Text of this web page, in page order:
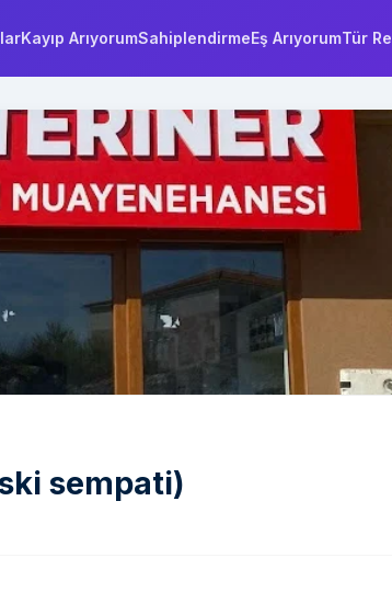
Kayıp ArıyorumSahiplendirmeEş ArıyorumTür
sempati)